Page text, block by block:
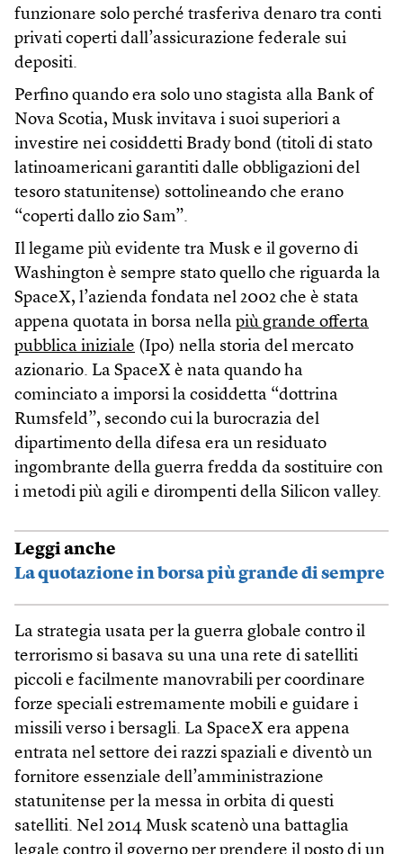
funzionare solo perché trasferiva denaro tra conti
privati coperti dall’assicurazione federale sui
depositi.
Perfino quando era solo uno stagista alla Bank of
Nova Scotia, Musk invitava i suoi superiori a
investire nei cosiddetti Brady bond (titoli di stato
latinoamericani garantiti dalle obbligazioni del
tesoro statunitense) sottolineando che erano
“coperti dallo zio Sam”.
Il legame più evidente tra Musk e il governo di
Washington è sempre stato quello che riguarda la
SpaceX, l’azienda fondata nel 2002 che è stata
appena quotata in borsa nella più grande offerta
pubblica iniziale (Ipo) nella storia del mercato
azionario. La SpaceX è nata quando ha
cominciato a imporsi la cosiddetta “dottrina
Rumsfeld”, secondo cui la burocrazia del
dipartimento della difesa era un residuato
ingombrante della guerra fredda da sostituire con
i metodi più agili e dirompenti della Silicon valley.
Leggi anche
La quotazione in borsa più grande di sempre
La strategia usata per la guerra globale contro il
terrorismo si basava su una una rete di satelliti
piccoli e facilmente manovrabili per coordinare
forze speciali estremamente mobili e guidare i
missili verso i bersagli. La SpaceX era appena
entrata nel settore dei razzi spaziali e diventò un
fornitore essenziale dell’amministrazione
statunitense per la messa in orbita di questi
satelliti. Nel 2014 Musk scatenò una battaglia
legale contro il governo per prendere il posto di un